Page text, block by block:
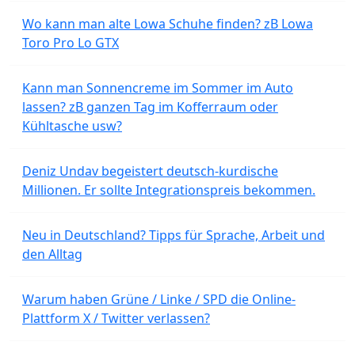
Wo kann man alte Lowa Schuhe finden? zB Lowa
Toro Pro Lo GTX
Kann man Sonnencreme im Sommer im Auto
lassen? zB ganzen Tag im Kofferraum oder
Kühltasche usw?
Deniz Undav begeistert deutsch-kurdische
Millionen. Er sollte Integrationspreis bekommen.
Neu in Deutschland? Tipps für Sprache, Arbeit und
den Alltag
Warum haben Grüne / Linke / SPD die Online-
Plattform X / Twitter verlassen?